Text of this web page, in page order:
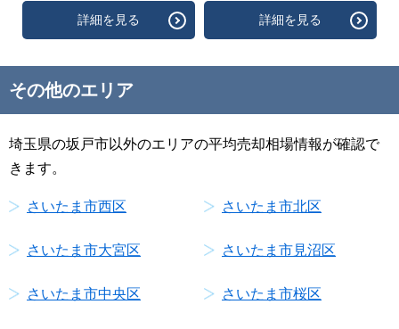
詳細を見る 詳細を見る
その他のエリア
埼玉県の坂戸市以外のエリアの平均売却相場情報が確認で
きます。
さいたま市西区 さいたま市北区
さいたま市大宮区 さいたま市見沼区
さいたま市中央区 さいたま市桜区